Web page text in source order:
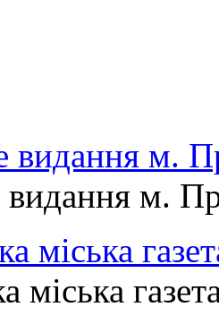
видання
видання м.
міська
міська